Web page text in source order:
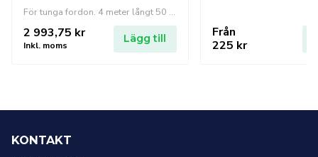
För tunga fordon. 4 meter långt 50 mm²-kablage
2 993,75 kr
Inkl. moms
Lägg till
Från
225 kr
KONTAKT